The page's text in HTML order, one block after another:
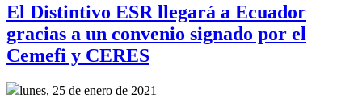
El Distintivo ESR llegará a Ecuador
gracias a un convenio signado por el
Cemefi y CERES
lunes, 25 de enero de 2021